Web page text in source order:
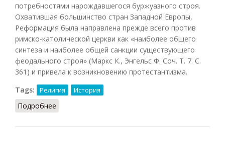
потребностями нарождавшегося буржуазного строя.
Охватившая большинство стран Западной Европы,
Реформация была направлена прежде всего против
римско-католической церкви как «наиболее общего
синтеза и наиболее общей санкции существующего
феодального строя» (Маркс К., Энгельс Ф. Соч. Т. 7. С.
361) и привела к возникновению протестантизма.
Tags:
Религия История
Подробнее